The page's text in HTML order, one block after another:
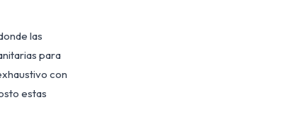
las
para
con
estas